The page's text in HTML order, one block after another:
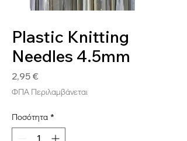
Plastic Knitting
Needles 4.5mm
2,95 €
ΦΠΑ Περιλαμβάνεται
Ποσότητα *